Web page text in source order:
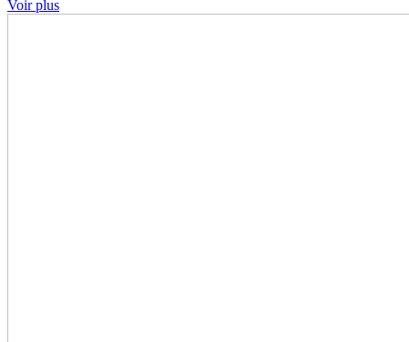
Voir plus